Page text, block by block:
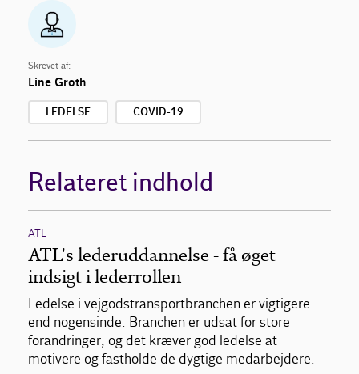
Skrevet af:
Line Groth
LEDELSE COVID-19
Relateret indhold
ATL
ATL's lederuddannelse - få øget
indsigt i lederrollen
Ledelse i vejgodstransportbranchen er vigtigere
end nogensinde. Branchen er udsat for store
forandringer, og det kræver god ledelse at
motivere og fastholde de dygtige medarbejdere.